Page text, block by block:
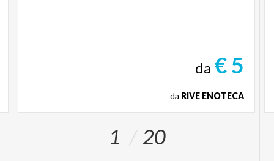
da € 5
da RIVE ENOTECA
1 20